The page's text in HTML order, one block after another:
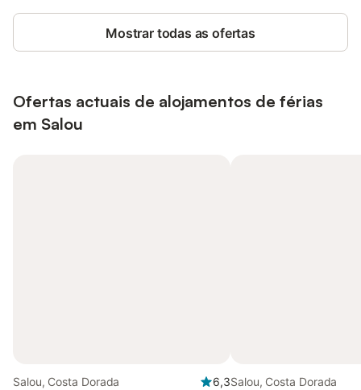
Mostrar todas as ofertas
Ofertas actuais de alojamentos de férias
em Salou
Salou, Costa Dorada
6,3Salou, Costa Dorada